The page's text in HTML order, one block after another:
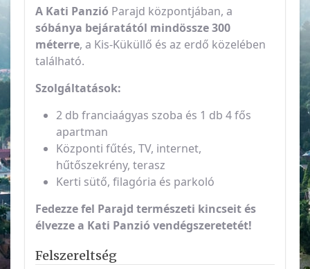
A Kati Panzió Parajd központjában, a
sóbánya bejáratától mindössze 300
méterre, a Kis-Küküllő és az erdő közelében
található.
Szolgáltatások:
2 db franciaágyas szoba és 1 db 4 fős
apartman
Központi fűtés, TV, internet,
hűtőszekrény, terasz
Kerti sütő, filagória és parkoló
Fedezze fel Parajd természeti kincseit és
élvezze a Kati Panzió vendégszeretetét!
Felszereltség